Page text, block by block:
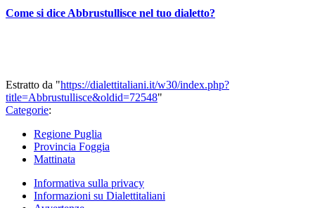
Come si dice Abbrustullisce nel tuo dialetto?
Estratto da "https://dialettitaliani.it/w30/index.php?
title=Abbrustullisce&oldid=72548"
Categorie:
Regione Puglia
Provincia Foggia
Mattinata
Informativa sulla privacy
Informazioni su Dialettitaliani